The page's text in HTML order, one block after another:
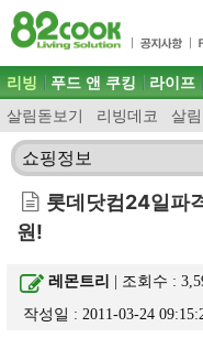
목차
주메뉴 바로가기
컨텐츠 바로가기
검색 바로가기
로그인 바로가기
주메뉴
리빙
살림돋보기 리빙데코 살
푸드 앤 쿠킹 라이프
쇼핑정보
롯데닷컴24일파
원!
레몬트리 | 조회수 :
작성일 : 2011-03-24